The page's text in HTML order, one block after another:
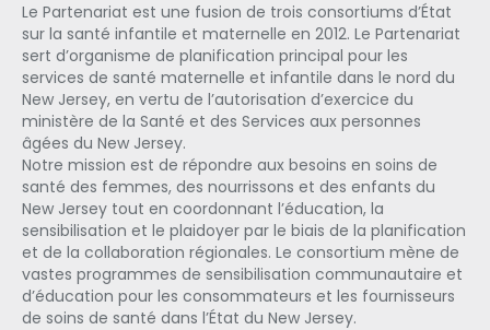
Le Partenariat est une fusion de trois consortiums d’État
sur la santé infantile et maternelle en 2012. Le Partenariat
sert d’organisme de planification principal pour les
services de santé maternelle et infantile dans le nord du
New Jersey, en vertu de l’autorisation d’exercice du
ministère de la Santé et des Services aux personnes
âgées du New Jersey.
Notre mission est de répondre aux besoins en soins de
santé des femmes, des nourrissons et des enfants du
New Jersey tout en coordonnant l’éducation, la
sensibilisation et le plaidoyer par le biais de la planification
et de la collaboration régionales. Le consortium mène de
vastes programmes de sensibilisation communautaire et
d’éducation pour les consommateurs et les fournisseurs
de soins de santé dans l’État du New Jersey.